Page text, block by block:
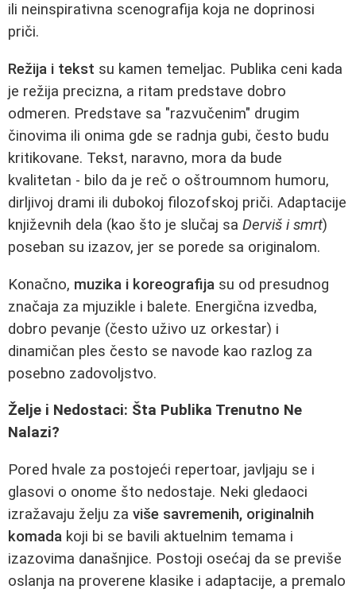
ili neinspirativna scenografija koja ne doprinosi
priči.
Režija i tekst su kamen temeljac. Publika ceni kada
je režija precizna, a ritam predstave dobro
odmeren. Predstave sa "razvučenim" drugim
činovima ili onima gde se radnja gubi, često budu
kritikovane. Tekst, naravno, mora da bude
kvalitetan - bilo da je reč o oštroumnom humoru,
dirljivoj drami ili dubokoj filozofskoj priči. Adaptacije
književnih dela (kao što je slučaj sa Derviš i smrt)
poseban su izazov, jer se porede sa originalom.
Konačno, muzika i koreografija su od presudnog
značaja za mjuzikle i balete. Energična izvedba,
dobro pevanje (često uživo uz orkestar) i
dinamičan ples često se navode kao razlog za
posebno zadovoljstvo.
Želje i Nedostaci: Šta Publika Trenutno Ne
Nalazi?
Pored hvale za postojeći repertoar, javljaju se i
glasovi o onome što nedostaje. Neki gledaoci
izražavaju želju za više savremenih, originalnih
komada koji bi se bavili aktuelnim temama i
izazovima današnjice. Postoji osećaj da se previše
oslanja na proverene klasike i adaptacije, a premalo